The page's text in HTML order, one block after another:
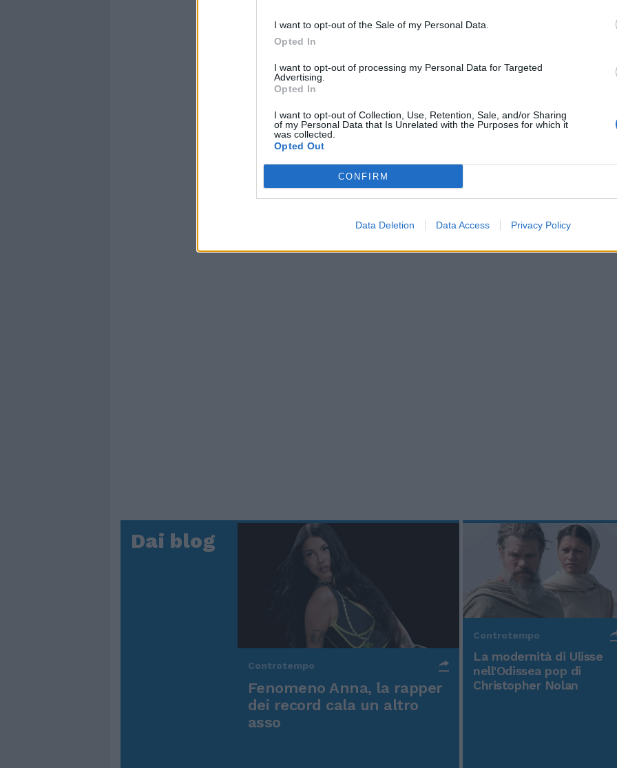
I want to opt-out of the Sale of my Personal Data.
Opted In
I want to opt-out of processing my Personal Data for Targeted
Advertising.
Opted In
I want to opt-out of Collection, Use, Retention, Sale, and/or Sharing
of my Personal Data that Is Unrelated with the Purposes for which it
was collected.
Opted Out
CONFIRM
Data Deletion Data Access Privacy Policy
Dai blog
Controtempo
Fenomeno Anna, la rapper
dei record cala un altro
asso
Controtempo
La modernità di Ulisse
nell'Odissea pop di
Christopher Nolan